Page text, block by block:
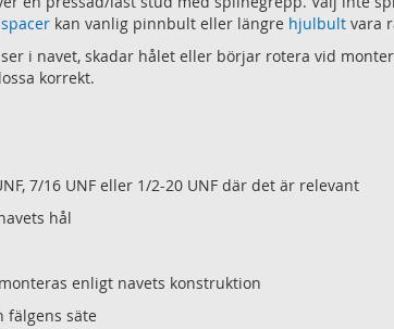
spacer kan vanlig pinnbult eller längre hjulbult vara
i navet, skadar hålet eller börjar rotera vid
korrekt.
7/16 UNF eller 1/2-20 UNF där det är relevant
hål
enligt navets konstruktion
fälgens säte